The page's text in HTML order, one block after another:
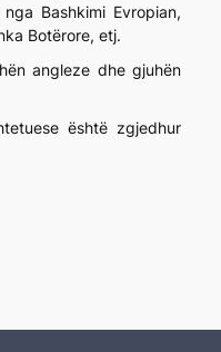
Bashkimi Evropian,
Botërore, etj.
angleze dhe gjuhën
është zgjedhur